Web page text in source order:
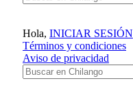
Hola, INICIAR SESIÓN
Términos y condiciones
Aviso de privacidad